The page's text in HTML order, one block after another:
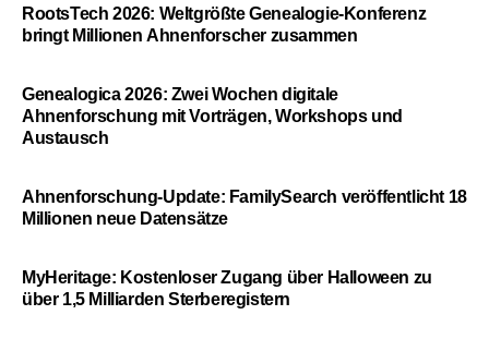
RootsTech 2026: Weltgrößte Genealogie-Konferenz
bringt Millionen Ahnenforscher zusammen
Genealogica 2026: Zwei Wochen digitale
Ahnenforschung mit Vorträgen, Workshops und
Austausch
Ahnenforschung-Update: FamilySearch veröffentlicht 18
Millionen neue Datensätze
MyHeritage: Kostenloser Zugang über Halloween zu
über 1,5 Milliarden Sterberegistern